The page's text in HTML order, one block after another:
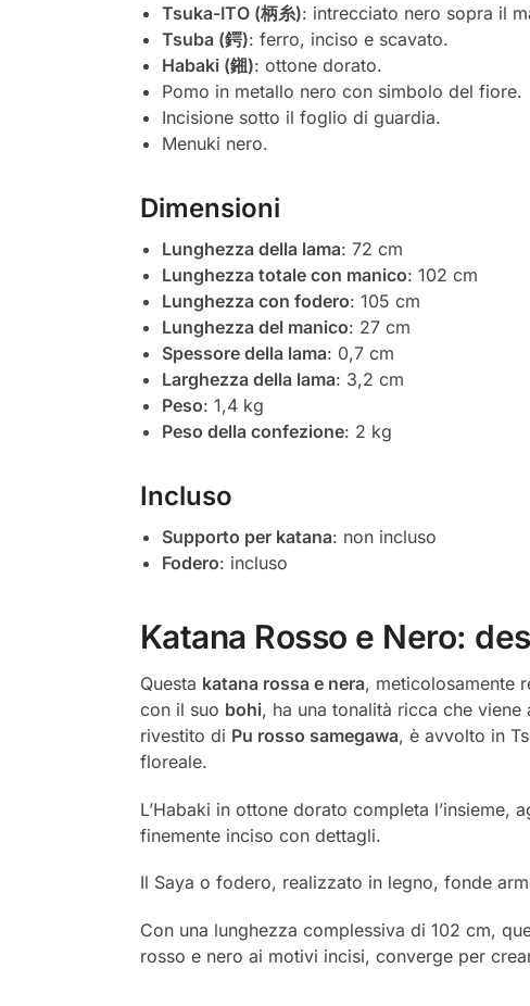
Tsuka-ITO (柄糸): intrecciato nero sopra il
Tsuba (鍔): ferro, inciso e scavato.
Habaki (鎺): ottone dorato.
Pomo in metallo nero con simbolo del fiore.
Incisione sotto il foglio di guardia.
Menuki nero.
Dimensioni
Lunghezza della lama: 72 cm
Lunghezza totale con manico: 102 cm
Lunghezza con fodero: 105 cm
Lunghezza del manico: 27 cm
Spessore della lama: 0,7 cm
Larghezza della lama: 3,2 cm
Peso: 1,4 kg
Peso della confezione: 2 kg
Incluso
Supporto per katana: non incluso
Fodero: incluso
Katana Rosso e Nero:
Questa katana rossa e nera, meticolosamente
con il suo bohi, ha una tonalità ricca che
rivestito di Pu rosso samegawa, è avvolto in
floreale.
L’Habaki in ottone dorato completa
finemente inciso con dettagli.
Il Saya o fodero, realizzato in legno, fonde
Con una lunghezza complessiva di 102 cm,
rosso e nero ai motivi incisi, converge per